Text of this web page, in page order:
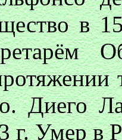
в
Диего
г. Умер в